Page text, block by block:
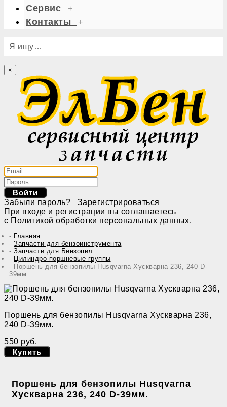
Сервис +
Контакты +
Я ищу…
×
Войти
Забыли пароль?
Зарегистрироваться
При входе и регистрации вы соглашаетесь
с Политикой обработки персональных данных.
Главная
Запчасти для бензоинструмента
Запчасти для Бензопил
Цилиндро-поршневые группы
Поршень для бензопилы Husqvarna Хускварна 236, 240 D-
39мм.
Поршень для бензопилы Husqvarna Хускварна 236,
240 D-39мм.
550 руб.
Купить
Поршень для бензопилы Husqvarna
Хускварна 236, 240 D-39мм.